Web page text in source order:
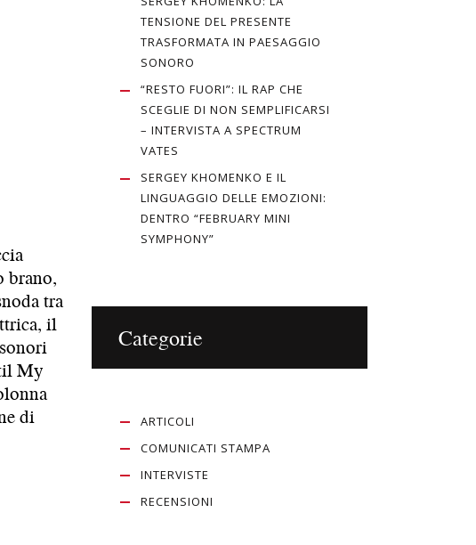
brano,
tra
il
My
di
TENSIONE DEL PRESENTE
TRASFORMATA IN PAESAGGIO
SONORO
“RESTO FUORI”: IL RAP CHE
SCEGLIE DI NON SEMPLIFICARSI
– INTERVISTA A SPECTRUM
VATES
SERGEY KHOMENKO E IL
LINGUAGGIO DELLE EMOZIONI:
DENTRO “FEBRUARY MINI
SYMPHONY”
Categorie
ARTICOLI
COMUNICATI STAMPA
INTERVISTE
RECENSIONI